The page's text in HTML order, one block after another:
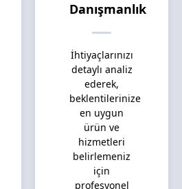
Danışmanlık
İhtiyaçlarınızı
detaylı analiz
ederek,
beklentilerinize
en uygun
ürün ve
hizmetleri
belirlemeniz
için
profesyonel